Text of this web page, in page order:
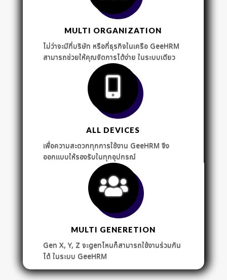
MULTI ORGANIZATION
ไม่ว่าจะมีกี่บริษัท หรือกี่ธุรกิจในเครือ GeeHRM
สามารถช่วยให้คุณจัดการได้ง่าย ในระบบเดียว
ALL DEVICES
เพื่อความสะดวกทุกการใช้งาน GeeHRM จึง
ออกแบบให้รองรับในทุกอุปกรณ์
MULTI GENERETION
Gen X, Y, Z จะgenไหนก็สามารถใช้งานร่วมกัน
ได้ ในระบบ GeeHRM